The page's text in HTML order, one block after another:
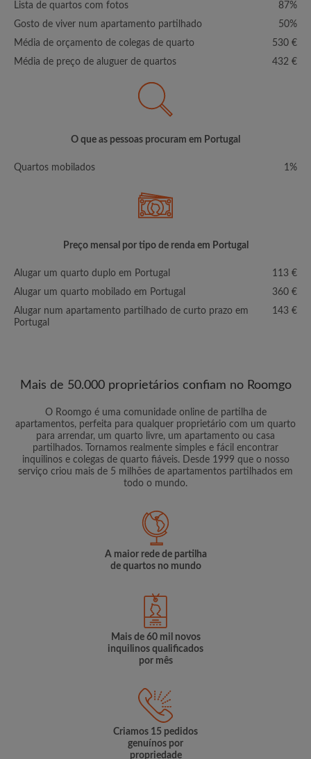
Lista de quartos com fotos
87%
Gosto de viver num apartamento partilhado
50%
Média de orçamento de colegas de quarto
530 €
Média de preço de aluguer de quartos
432 €
O que as pessoas procuram em Portugal
Quartos mobilados 1%
Preço mensal por tipo de renda em Portugal
Alugar um quarto duplo em Portugal
113 €
Alugar um quarto mobilado em Portugal
360 €
Alugar num apartamento partilhado de curto prazo em
Portugal
143 €
Mais de 50.000 proprietários confiam no Roomgo
O Roomgo é uma comunidade online de partilha de
apartamentos, perfeita para qualquer proprietário com um quarto
para arrendar, um quarto livre, um apartamento ou casa
partilhados. Tornamos realmente simples e fácil encontrar
inquilinos e colegas de quarto fiáveis. Desde 1999 que o nosso
serviço criou mais de 5 milhões de apartamentos partilhados em
todo o mundo.
A maior rede de partilha
de quartos no mundo
Mais de 60 mil novos
inquilinos qualificados
por mês
Criamos 15 pedidos
genuínos por
propriedade